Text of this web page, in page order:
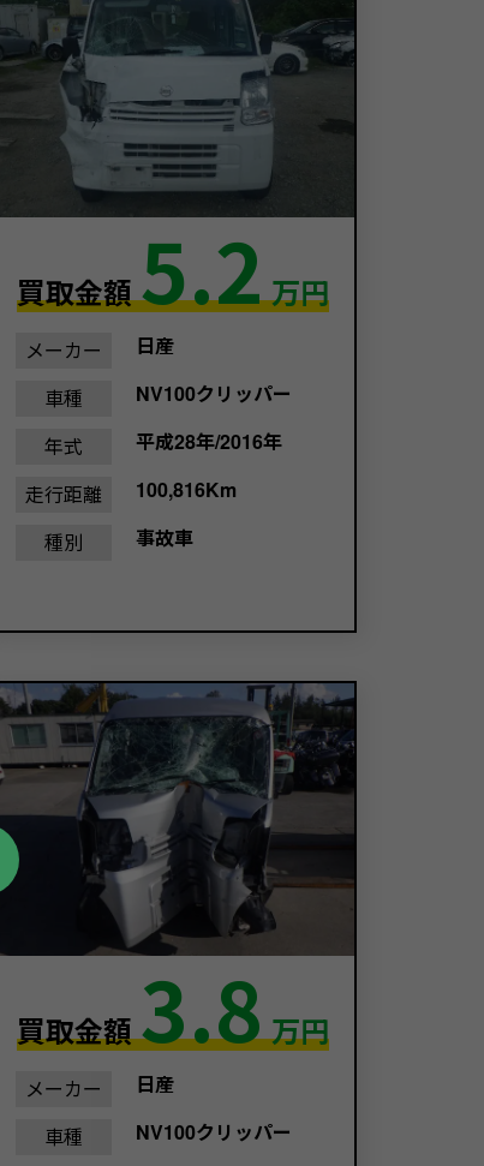
買取金額5.2 万円
メーカー
日産
車種
NV100クリッパー
年式
平成28年/2016年
走行距離
100,816Km
種別
事故車
買取金額3.8 万円
メーカー
日産
車種
NV100クリッパー